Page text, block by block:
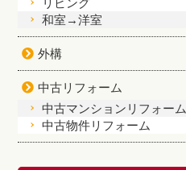
和室→洋室
外構
中古リフォーム
中古マンションリフォーム
中古物件リフォーム